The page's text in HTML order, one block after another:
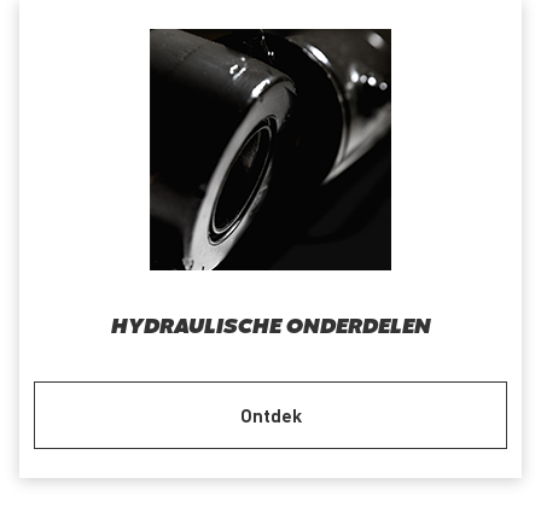
HYDRAULISCHE ONDERDELEN
Ontdek